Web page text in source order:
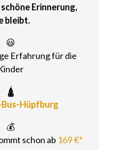
schöne Erinnerung,
bleibt.
😃
Erfahrung für die
🛕
Hüpfburg
💰
schon ab 169 €*